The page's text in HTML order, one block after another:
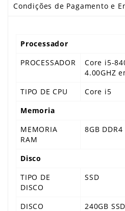
Condições de Pagamento e
Processador
PROCESSADOR
Core i5-
4.00GHZ
TIPO DE CPU
Core i5
Memoria
MEMORIA
RAM
8GB DDR4
Disco
TIPO DE
DISCO
SSD
DISCO
240GB SSD